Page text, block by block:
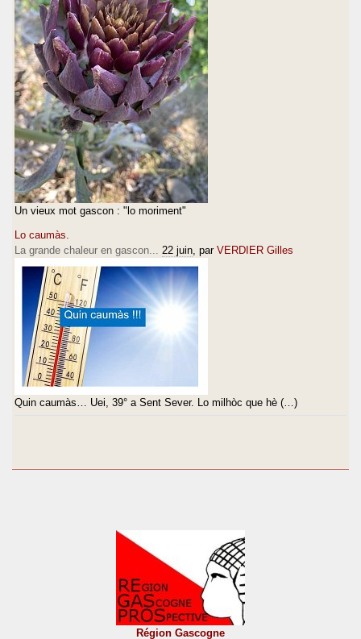
Un vieux mot gascon : "lo moriment"
Lo caumàs.
La grande chaleur en gascon...
22 juin , par VERDIER Gilles
Quin caumàs… Uei, 39° a Sent Sever. Lo milhòc que hè (…)
Région Gascogne